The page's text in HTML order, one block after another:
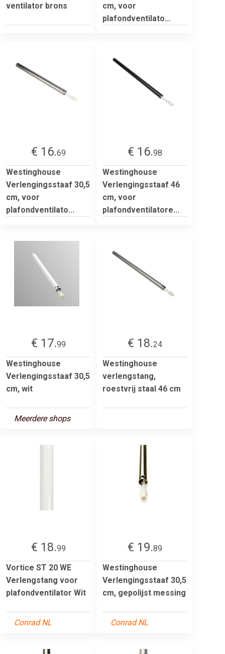
ventilator brons
cm, voor
plafondventilato...
€ 16.69
Westinghouse
Verlengingsstaaf 30,5
cm, voor
plafondventilato...
€ 16.98
Westinghouse
Verlengingsstaaf 46
cm, voor
plafondventilatore...
€ 17.99
Westinghouse
Verlengingsstaaf 30,5
cm, wit
Meerdere shops
€ 18.24
Westinghouse
verlengstang,
roestvrij staal 46 cm
€ 18.99
Vortice ST 20 WE
Verlengstang voor
plafondventilator Wit
Conrad NL
€ 19.89
Westinghouse
Verlengingsstaaf 30,5
cm, gepolijst messing
Conrad NL